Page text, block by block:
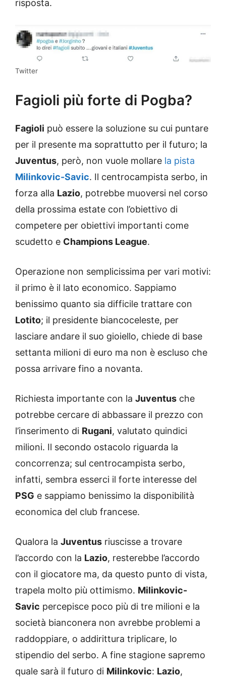
risposta.
Twitter
Fagioli più forte di Pogba?
Fagioli può essere la soluzione su cui puntare
per il presente ma soprattutto per il futuro; la
Juventus, però, non vuole mollare la pista
Milinkovic-Savic. Il centrocampista serbo, in
forza alla Lazio, potrebbe muoversi nel corso
della prossima estate con l’obiettivo di
competere per obiettivi importanti come
scudetto e Champions League.
Operazione non semplicissima per vari motivi:
il primo è il lato economico. Sappiamo
benissimo quanto sia difficile trattare con
Lotito; il presidente biancoceleste, per
lasciare andare il suo gioiello, chiede di base
settanta milioni di euro ma non è escluso che
possa arrivare fino a novanta.
Richiesta importante con la Juventus che
potrebbe cercare di abbassare il prezzo con
l’inserimento di Rugani, valutato quindici
milioni. Il secondo ostacolo riguarda la
concorrenza; sul centrocampista serbo,
infatti, sembra esserci il forte interesse del
PSG e sappiamo benissimo la disponibilità
economica del club francese.
Qualora la Juventus riuscisse a trovare
l’accordo con la Lazio, resterebbe l’accordo
con il giocatore ma, da questo punto di vista,
trapela molto più ottimismo. Milinkovic-
Savic percepisce poco più di tre milioni e la
società bianconera non avrebbe problemi a
raddoppiare, o addirittura triplicare, lo
stipendio del serbo. A fine stagione sapremo
quale sarà il futuro di Milinkovic: Lazio,